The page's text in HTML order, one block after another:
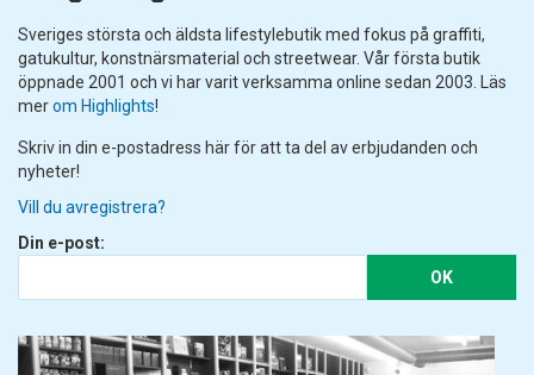
Sveriges största och äldsta lifestylebutik med fokus på graffiti,
gatukultur, konstnärsmaterial och streetwear. Vår första butik
öppnade 2001 och vi har varit verksamma online sedan 2003. Läs
merom Highlights!
Skriv in din e-postadress här för att ta del av erbjudanden och
nyheter!
Vill du avregistrera?
Din e-post:
OK